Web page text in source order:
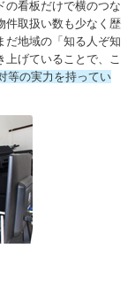
の看板だけで横のつな
件取扱い数も少なく歴
だ地域の「知る人ぞ知
上げていることで、こ
等の実力を持ってい